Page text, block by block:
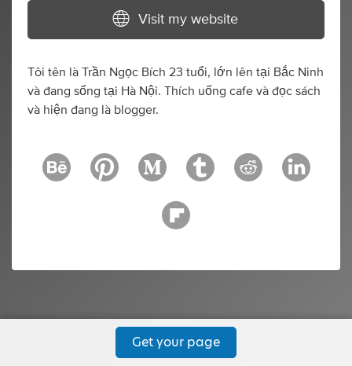
Visit my website
Tôi tên là Trần Ngọc Bích 23 tuổi, lớn lên tại Bắc Ninh
và đang sống tại Hà Nội. Thích uống cafe và đọc sách
và hiện đang là blogger.
Get your page